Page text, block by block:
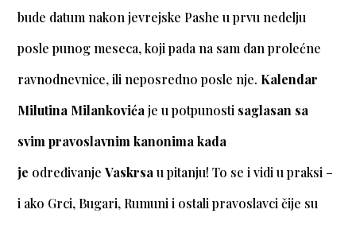
bude datum nakon jevrejske Pashe u prvu nedelju
posle punog meseca, koji pada na sam dan prolećne
ravnodnevnice, ili neposredno posle nje. Kalendar
Milutina Milankovićaje u potpunosti saglasan sa
svim pravoslavnim kanonima kada
je određivanjeVaskrsau pitanju! To se i vidi u praksi –
i ako Grci, Bugari, Rumuni i ostali pravoslavci čije su